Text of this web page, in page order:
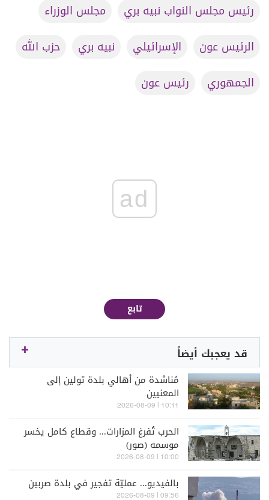
رئيس مجلس النواب نبيه بري
مجلس الوزراء
الرئيس عون
الإسرائيلي نبيه بري
حزب الله
الجمهوري
رئيس عون
ad
تابع
قد يعجبك أيضاً
مُناشدة من أهالي بلدة تولين إلى
المعنيين
10:11 | 2026-08-09
الحرب تُفرغ المزارات... وقطاع كامل يخسر
موسمه (صور)
10:00 | 2026-08-09
بالفيديو... عمليّة تفجير في بلدة صربين
09:56 | 2026-08-09